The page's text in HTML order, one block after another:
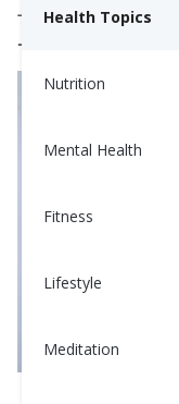
Health Topics
Nutrition
Mental Health
Fitness
Lifestyle
Meditation
长或更多强度的
一样。